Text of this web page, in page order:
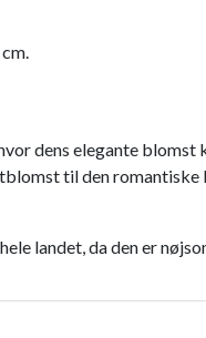
dens elegante blomst
til den romantiske
landet, da den er